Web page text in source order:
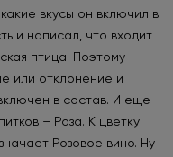
вкусы он включил в
и написал, что входит
птица. Поэтому
или отклонение и
в состав. И еще
– Роза. К цветку
Розовое вино. Ну